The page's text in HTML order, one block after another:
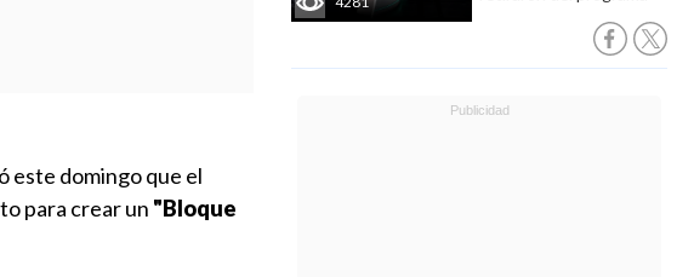
este domingo que el
para crear un "Bloque